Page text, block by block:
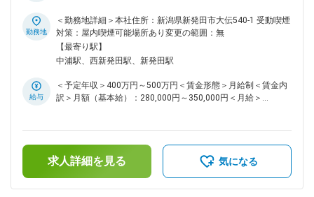
年間休日108日◆◇ ■おすすめPOINT ＼地域農業を支える老
舗でバックオフィス実務を学べるチャンス！／ ・創業1932年
の安定基盤、賞与年2回・昇給年1回・退職金制度あり◎ ・残
業は月平均10時間程度、土日祝休みでワークライフバランス
社にて総務・経理全般を管理するポジションをご担当いただき
ます。 農業資材の販売や地域農家の支援を行う地場密着型企
金処理を日々対応 ・月次業務：月次試算表作成、インボイス
対応、給与計算・勤怠管理は毎月実施 ・その他：在庫管理、
社会保険手続き、営業アシスタント業務など幅広く担当しま
す！ ・将来的には実務経験を積み、部門の中核として統括業
勤務地
＜勤務地詳細＞本社住所：新潟県新発田市大伝540-1 受動喫煙
対策：屋内喫煙可能場所あり変更の範囲：無
【最寄り駅】
中浦駅、西新発田駅、新発田駅
給与
＜予定年収＞400万円～500万円＜賃金形態＞月給制＜賃金内
訳＞月額（基本給）：280,000円～350,000円＜月給＞
も目安の金額であり、選考を通じて上下する可能性がありま
す。月給(月額)は固定手当を含めた表記です。
求人詳細を見る 気になる